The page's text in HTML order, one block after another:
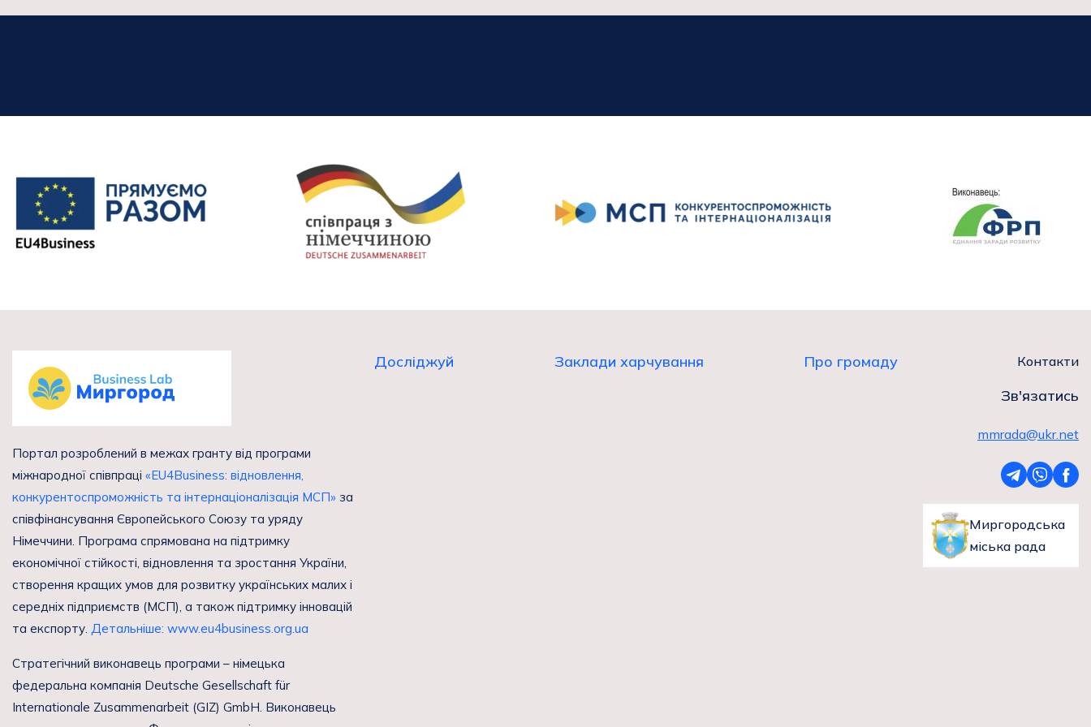
Портал розроблений в межах гранту від програми
міжнародної співпраці «EU4Business: відновлення,
конкурентоспроможність та інтернаціоналізація МСП» за
співфінансування Європейського Союзу та уряду
Німеччини. Програма спрямована на підтримку
економічної стійкості, відновлення та зростання України,
створення кращих умов для розвитку українських малих і
середніх підприємств (МСП), а також підтримку інновацій
та експорту. Детальніше: www.eu4business.org.ua
Стратегічний виконавець програми – німецька
федеральна компанія Deutsche Gesellschaft für
Internationale Zusammenarbeit (GIZ) GmbH. Виконавець
Досліджуй Заклади харчування Про громаду Контакти
Зв'язатись
mmrada@ukr.net
Миргородська
міська рада